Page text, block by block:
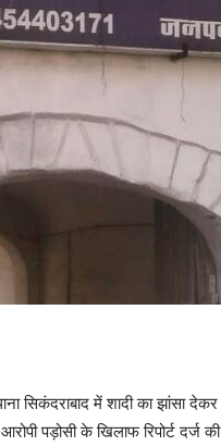
सिकंदराबाद में शादी का झांसा देकर
पड़ोसी के खिलाफ रिपोर्ट दर्ज